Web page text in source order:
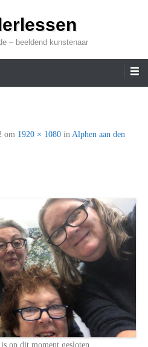
– beeldend kunstenaar
om 1920 × 1080 in Alphen aan den
is op dit moment gesloten.